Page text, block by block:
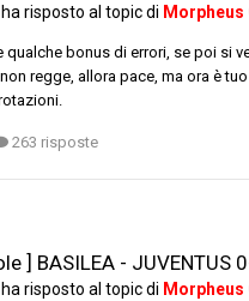
ha risposto al topic di
qualche bonus di errori, se poi si
regge, allora pace, ma ora è
263 risposte
] BASILEA - JUVENTUS
ha risposto al topic di